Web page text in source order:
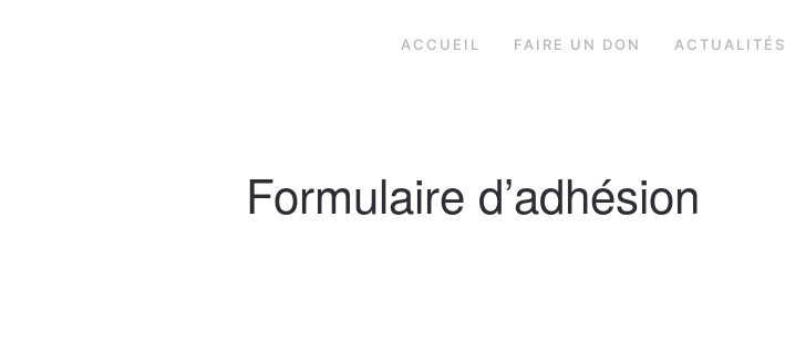
ACCUEIL FAIRE UN DON ACTUALITÉS
Formulaire d’adhésion